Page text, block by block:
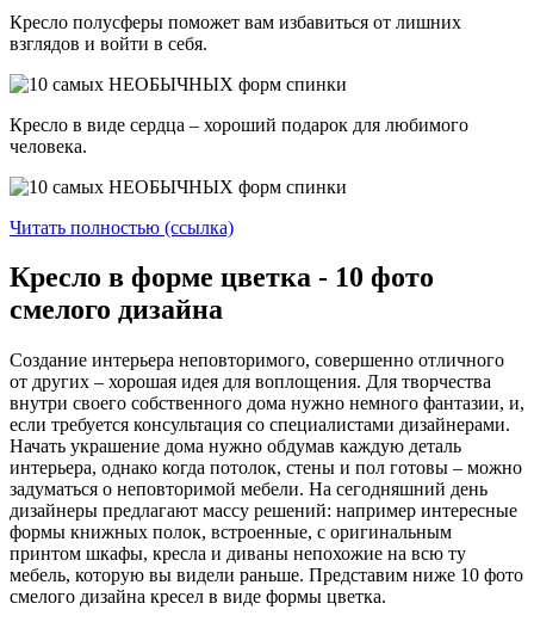
Кресло полусферы поможет вам избавиться от лишних
взглядов и войти в себя.
Кресло в виде сердца – хороший подарок для любимого
человека.
Читать полностью (ссылка)
Кресло в форме цветка - 10 фото
смелого дизайна
Создание интерьера неповторимого, совершенно отличного
от других – хорошая идея для воплощения. Для творчества
внутри своего собственного дома нужно немного фантазии, и,
если требуется консультация со специалистами дизайнерами.
Начать украшение дома нужно обдумав каждую деталь
интерьера, однако когда потолок, стены и пол готовы – можно
задуматься о неповторимой мебели. На сегодняшний день
дизайнеры предлагают массу решений: например интересные
формы книжных полок, встроенные, с оригинальным
принтом шкафы, кресла и диваны непохожие на всю ту
мебель, которую вы видели раньше. Представим ниже 10 фото
смелого дизайна кресел в виде формы цветка.